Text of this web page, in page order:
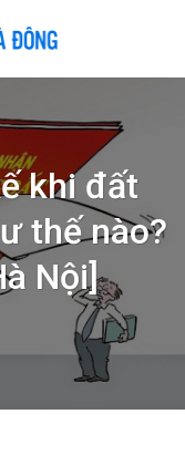
khi đất
thế nào?
Nội]